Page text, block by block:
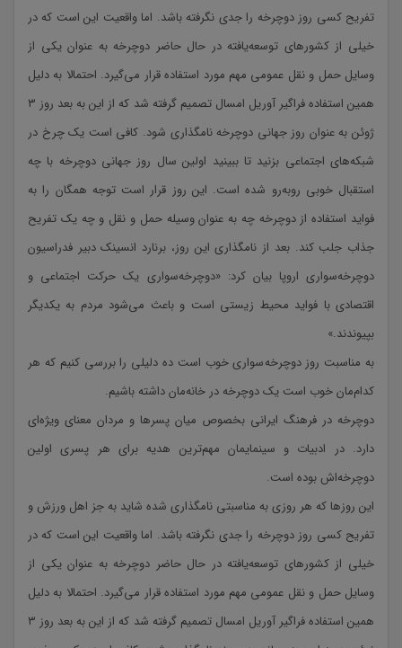
تفریح کسی روز دوچرخه را جدی نگرفته باشد. اما واقعیت این است که در
خیلی از کشورهای توسعه‌یافته در حال حاضر دوچرخه به عنوان یکی از
وسایل حمل و نقل عمومی مهم مورد استفاده قرار می‌گیرد. احتمالا به دلیل
همین استفاده فراگیر آوریل امسال تصمیم گرفته شد که از این به بعد روز ۳
ژوئن به عنوان روز جهانی دوچرخه نامگذاری شود. کافی است یک چرخ در
شبکه‌های اجتماعی بزنید تا ببینید اولین سال روز جهانی دوچرخه با چه
استقبال خوبی روبه‌رو شده است. این روز قرار است توجه همگان را به
فواید استفاده از دوچرخه چه به عنوان وسیله حمل و نقل و چه یک تفریح
جذاب جلب کند. بعد از نامگذاری این روز، برنارد انسینک دبیر فدراسیون
دوچرخه‌سواری اروپا بیان کرد: «دوچرخه‌سواری یک حرکت اجتماعی و
اقتصادی با فواید محیط زیستی است و باعث می‌شود مردم به یکدیگر
بپیوندند.»
به مناسبت روز دوچرخه‌سواری خوب است ده دلیلی را بررسی کنیم که هر
کدام‌مان خوب است یک دوچرخه در خانه‌مان داشته باشیم.
دوچرخه در فرهنگ ایرانی بخصوص میان پسرها و مردان معنای ویژه‌ای
دارد. در ادبیات و سینمایمان مهم‌ترین هدیه برای هر پسری اولین
دوچرخه‌اش بوده است.
این روزها که هر روزی به مناسبتی نامگذاری شده شاید به جز اهل ورزش و
تفریح کسی روز دوچرخه را جدی نگرفته باشد. اما واقعیت این است که در
خیلی از کشورهای توسعه‌یافته در حال حاضر دوچرخه به عنوان یکی از
وسایل حمل و نقل عمومی مهم مورد استفاده قرار می‌گیرد. احتمالا به دلیل
همین استفاده فراگیر آوریل امسال تصمیم گرفته شد که از این به بعد روز ۳